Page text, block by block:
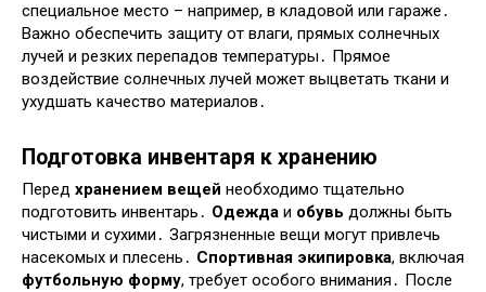
специальное место – например, в кладовой или гараже․
Важно обеспечить защиту от влаги, прямых солнечных
лучей и резких перепадов температуры․ Прямое
воздействие солнечных лучей может выцветать ткани и
ухудшать качество материалов․
Подготовка инвентаря к хранению
Перед хранением вещей необходимо тщательно
подготовить инвентарь․ Одежда и обувь должны быть
чистыми и сухими․ Загрязненные вещи могут привлечь
насекомых и плесень․ Спортивная экипировка, включая
футбольную форму, требует особого внимания․ После